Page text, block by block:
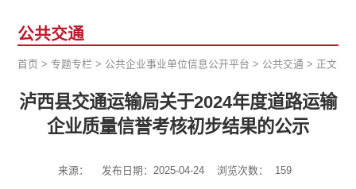
公共交通
首页 >专题专栏 > 公共企业事业单位信息公开平台 > 公共交通 > 正文
泸西县交通运输局关于2024年度道路运输
企业质量信誉考核初步结果的公示
来源： 发布日期：2025-04-24 浏览次数： 159